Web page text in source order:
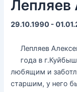
Лепляев
29.10.1990 -
Лепляев
года в
любящим и
старшим, у него